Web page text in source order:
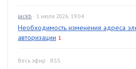
jackb · 1 июля 2026, 19:04
Необходимость изменения адреса
авторизации 1
Весь эфир · RSS